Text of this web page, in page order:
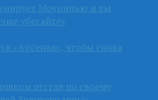
Моуринью и вы
убегайте»
«Арсенал», чтобы снова
отстал по своему